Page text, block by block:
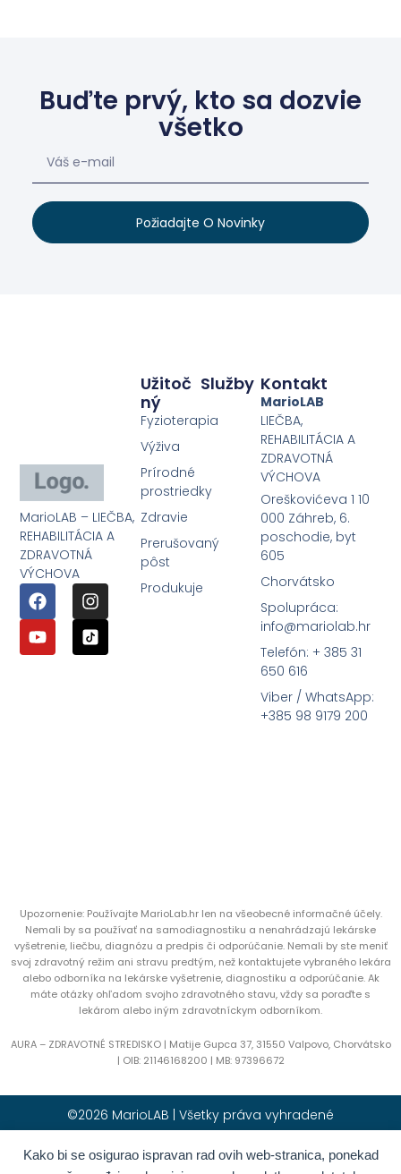
Kako bi se osigurao ispravan rad ovih web-stranica, ponekad
Buďte prvý, kto sa dozvie
všetko
Požiadajte O Novinky
MarioLAB – LIEČBA,
REHABILITÁCIA A
ZDRAVOTNÁ
VÝCHOVA
Služby
Užitoč
Ný
Fyzioterapia
Výživa
Prírodné
prostriedky
Zdravie
Prerušovaný
pôst
Produkuje
Kontakt
MarioLAB
LIEČBA,
REHABILITÁCIA A
ZDRAVOTNÁ
VÝCHOVA
Oreškovićeva 1 10
000 Záhreb, 6.
poschodie, byt
605
Chorvátsko
Spolupráca:
info@mariolab.hr
Telefón: + 385 31
650 616
Viber / WhatsApp:
+385 98 9179 200
Upozornenie: Používajte MarioLab.hr len na všeobecné informačné účely.
Nemali by sa používať na samodiagnostiku a nenahrádzajú lekárske
vyšetrenie, liečbu, diagnózu a predpis či odporúčanie. Nemali by ste meniť
svoj zdravotný režim ani stravu predtým, než kontaktujete vybraného lekára
alebo odborníka na lekárske vyšetrenie, diagnostiku a odporúčanie. Ak
máte otázky ohľadom svojho zdravotného stavu, vždy sa poraďte s
lekárom alebo iným zdravotníckym odborníkom.
AURA – ZDRAVOTNÉ STREDISKO | Matije Gupca 37, 31550 Valpovo, Chorvátsko
| OIB: 21146168200 | MB: 97396672
©2026 MarioLAB | Všetky práva vyhradené
Hrvatski(Chorvátština) English(Angličtina)